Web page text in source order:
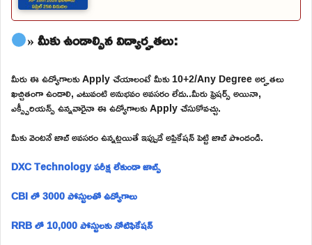
» మీకు ఉండాల్సిన విద్యార్హతలు:
మీరు ఈ ఉద్యోగాలకు Apply చేయాలంటే మీకు 10+2/Any Degree అర్హతలు
ఖచ్చితంగా ఉండాలి, ఎటువంటి అనుభవం అవసరం లేదు..మీరు ఫ్రెషర్స్ అయినా,
ఎక్స్పీరియన్స్ ఉన్నవారైనా ఈ ఉద్యోగాలకు Apply చేసుకోవచ్చు.
మీకు వెంటనే జాబ్ అవసరం ఉన్నట్లయితే ఇప్పుడే అప్లికేషన్ పెట్టి జాబ్ పొందండి.
DXC Technology పరీక్ష లేకుండా జాబ్స్
CBI లో 3000 పోస్టులతో ఉద్యోగాలు
RRB లో 10,000 పోస్టులకు నోటిఫికేషన్